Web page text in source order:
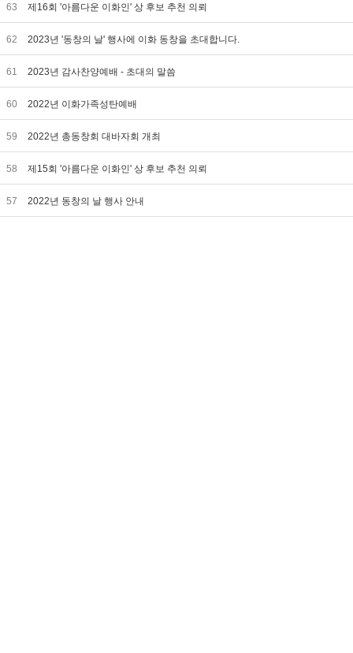
63 제16회 '아름다운 이화인' 상 후보 추천 의뢰
62 2023년 '동창의 날' 행사에 이화 동창을 초대합니다.
61 2023년 감사찬양예배 - 초대의 말씀
60 2022년 이화가족성탄예배
59 2022년 총동창회 대바자회 개최
58 제15회 '아름다운 이화인' 상 후보 추천 의뢰
57 2022년 동창의 날 행사 안내